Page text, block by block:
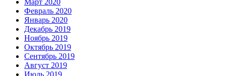
Март 2020
Февраль 2020
Январь 2020
Декабрь 2019
Ноябрь 2019
Октябрь 2019
Сентябрь 2019
Август 2019